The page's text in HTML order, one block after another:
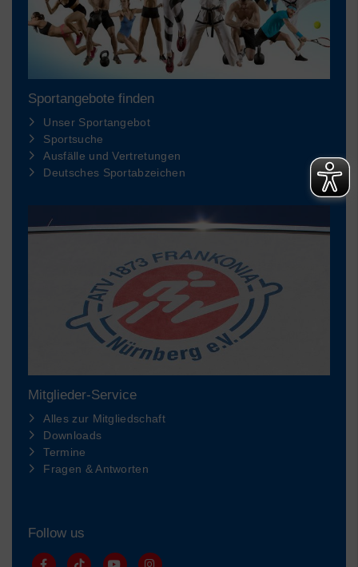
Sportangebote finden
Unser Sportangebot
Sportsuche
Ausfälle und Vertretungen
Deutsches Sportabzeichen
Mitglieder-Service
Alles zur Mitgliedschaft
Downloads
Termine
Fragen & Antworten
Follow us